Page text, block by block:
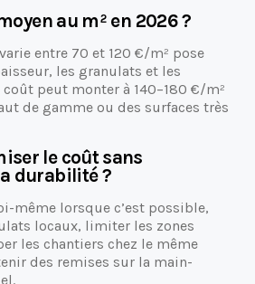
au m² en 2026 ?
entre 70 et 120 €/m² pose
les granulats et les
peut monter à 140–180 €/m²
de gamme ou des surfaces très
le coût sans
durabilité ?
même lorsque c’est possible,
locaux, limiter les zones
les chantiers chez le même
des remises sur la main-